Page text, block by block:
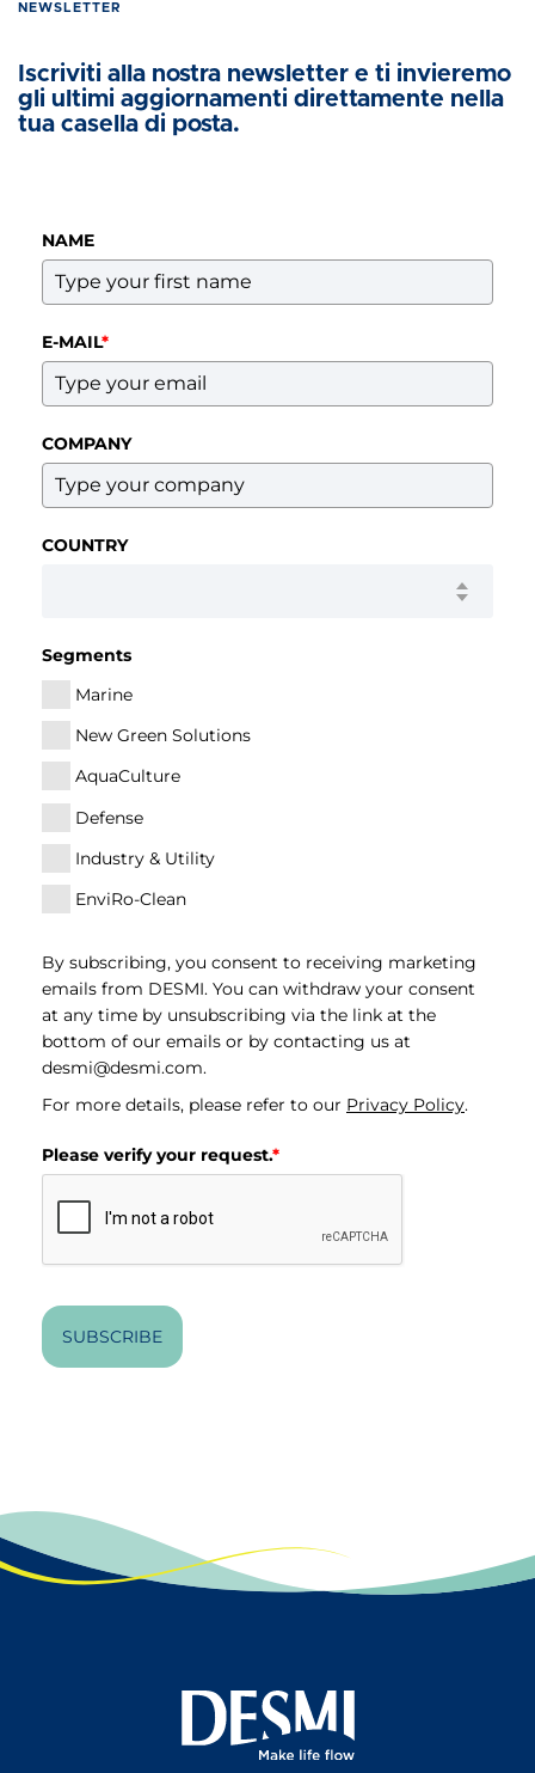
NEWSLETTER
Iscriviti alla nostra newsletter e ti invieremo
gli ultimi aggiornamenti direttamente nella
tua casella di posta.
NAME
E-MAIL*
COMPANY
COUNTRY
Segments
Marine
New Green Solutions
AquaCulture
Defense
Industry & Utility
EnviRo-Clean
By subscribing, you consent to receiving marketing
emails from DESMI. You can withdraw your consent
at any time by unsubscribing via the link at the
bottom of our emails or by contacting us at
desmi@desmi.com.
For more details, please refer to our Privacy Policy.
Please verify your request.*
SUBSCRIBE